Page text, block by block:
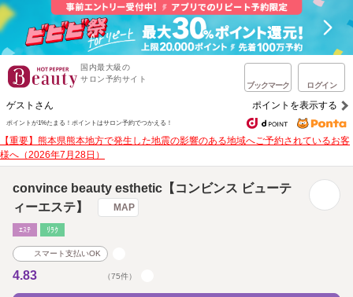
国内最大級の
サロン予約サイト
ブックマーク ログイン
ゲストさん ポイントを表示する
ポイントが1%たまる！ ポイントはサロン予約でつかえる！
【重要】熊本県熊本地方で発生した地震の影響のある地域へご予約されているお客
様へ（2026年7月28日）
convince beauty esthetic【コンビンス ビューテ
ィーエステ】
MAP
ｴｽﾃ ﾘﾗｸ
スマート支払いOK
4.83 （75件）